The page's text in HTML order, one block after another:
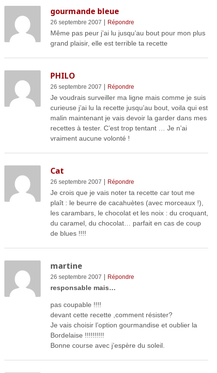
gourmande bleue
26 septembre 2007 | Répondre
Même pas peur j’ai lu jusqu’au bout pour mon plus
grand plaisir, elle est terrible ta recette
PHILO
26 septembre 2007 | Répondre
Je voudrais surveiller ma ligne mais comme je suis
curieuse j’ai lu la recette jusqu’au bout, voila qui est
malin maintenant je vais devoir la garder dans mes
recettes à tester. C’est trop tentant … Je n’ai
vraiment aucune volonté !
Cat
26 septembre 2007 | Répondre
Je crois que je vais noter ta recette car tout me
plaît : le beurre de cacahuètes (avec morceaux !),
les carambars, le chocolat et les noix : du croquant,
du caramel, du chocolat… parfait en cas de coup
de blues !!!!
martine
26 septembre 2007 | Répondre
responsable mais…
pas coupable !!!!
devant cette recette ,comment résister?
Je vais choisir l’option gourmandise et oublier la
Bordelaise !!!!!!!!!!
Bonne course avec j’espère du soleil.